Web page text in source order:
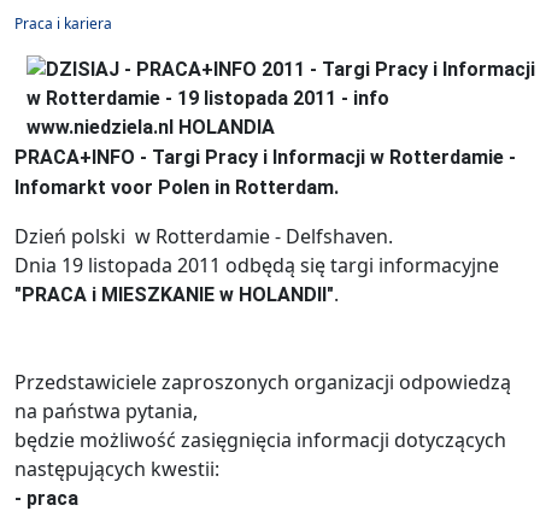
Praca i kariera
PRACA+INFO - Targi Pracy i Informacji w Rotterdamie -
Infomarkt voor Polen in Rotterdam.
Dzień polski w Rotterdamie - Delfshaven.
Dnia 19 listopada 2011 odbędą się targi informacyjne
"PRACA i MIESZKANIE w HOLANDII".
Przedstawiciele zaproszonych organizacji odpowiedzą
na państwa pytania,
będzie możliwość zasięgnięcia informacji dotyczących
następujących kwestii:
- praca